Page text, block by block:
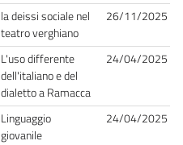
la deissi sociale nel
teatro verghiano
26/11/2025
L'uso differente
dell'italiano e del
dialetto a Ramacca
24/04/2025
Linguaggio
giovanile
24/04/2025